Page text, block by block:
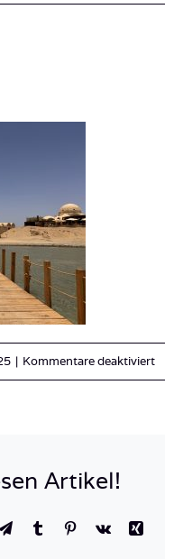
| Kommentare deaktiviertfür
Artikel!
TelegramTumblrPinterest
Vk
Xing